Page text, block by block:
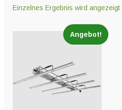
Erden und Substrate
Töpfe und Pflanzbehälter
Einzelnes Ergebnis wird angezeigt
Angebot!